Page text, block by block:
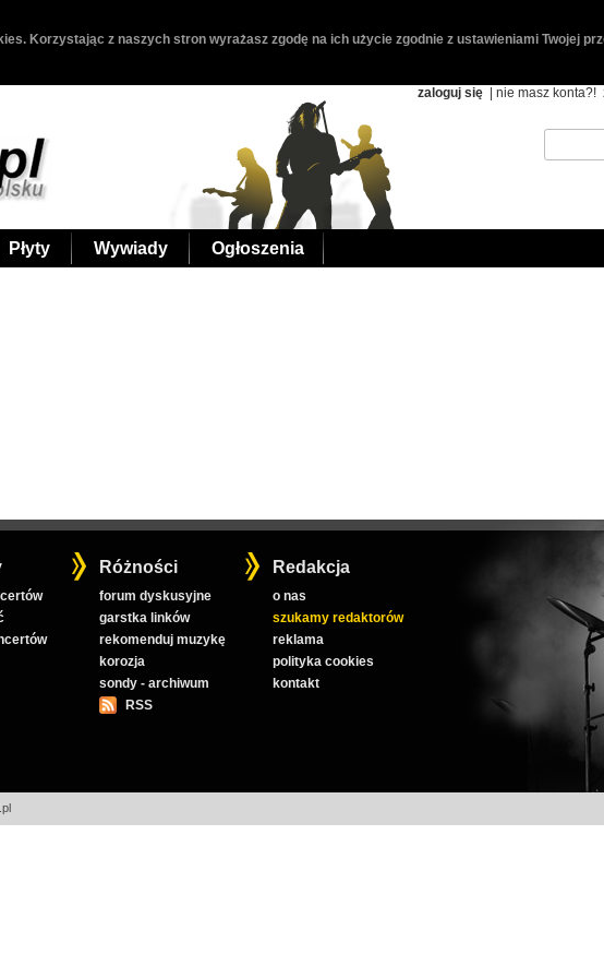
Korzystając z naszych stron wyrażasz zgodę na ich użycie zgodnie z ustawieniami Twojej
zaloguj się | nie masz konta?!
Płyty Wywiady Ogłoszenia
Różności
forum dyskusyjne
garstka linków
rekomenduj muzykę
korozja
sondy - archiwum
RSS
Redakcja
o nas
szukamy redaktorów
reklama
polityka cookies
kontakt